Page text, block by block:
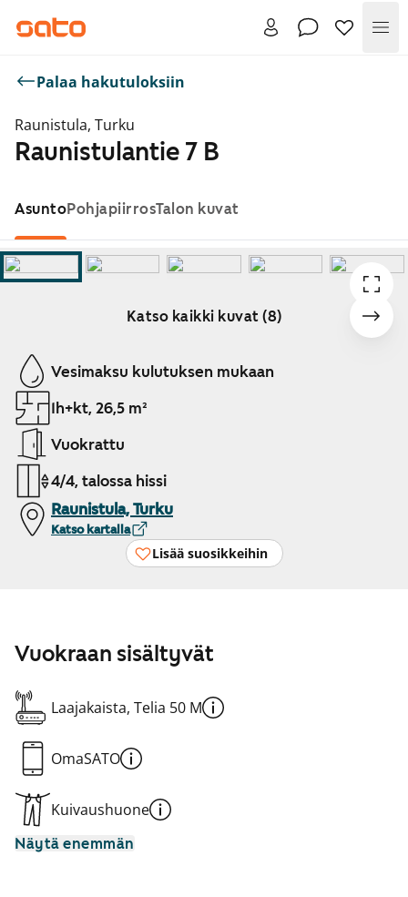
Palaa hakutuloksiin
Raunistula, Turku
Raunistulantie 7 B
AsuntoPohjapiirrosTalon kuvat
Katso kaikki kuvat (8)
Näytetään dia 1 / 8
Vesimaksu kulutuksen mukaan
1h+kt, 26,5 m²
Vuokrattu
4/4, talossa hissi
Raunistula, Turku
Katso kartalla
Lisää suosikkeihin
Vuokraan sisältyvät
Laajakaista, Telia 50 M
OmaSATO
Kuivaushuone
Näytä enemmän